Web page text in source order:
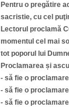
Pentru o pregătire
sacristie, cu cel
Lectorul proclamă
momentul cel mai
tot poporul lui
Proclamarea și
- să fie o
- să fie o
- să fie o